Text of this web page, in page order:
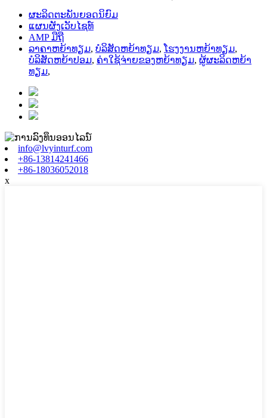
ຜະລິດຕະພັນຍອດນິຍົມ
ແຜນຜັງເວັບໄຊທ໌
AMP ມືຖື
ລາຄາຫຍ້າທຽມ, ບໍລິສັດຫຍ້າທຽມ, ໂຮງງານຫຍ້າທຽມ,
ບໍລິສັດຫຍ້າປອມ, ຄ່າໃຊ້ຈ່າຍຂອງຫຍ້າທຽມ, ຜູ້ຜະລິດຫຍ້າ
ທຽມ,
info@lvyinturf.com
+86-13814241466
+86-18036052018
x